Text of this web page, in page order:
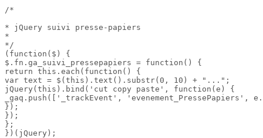
/*
* jQuery suivi presse-papiers
*
*/
(function($) {
$.fn.ga_suivi_pressepapiers = function() {
return this.each(function() {
var text = $(this).text().substr(0, 10) + "...";
jQuery(this).bind('cut copy paste', function(e) {
_gaq.push(['_trackEvent', 'evenement_PressePapiers',
});
});
};
})(jQuery);